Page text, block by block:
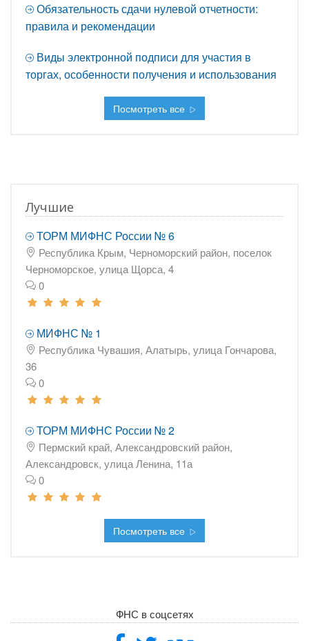
Обязательность сдачи нулевой отчетности:
правила и рекомендации
Виды электронной подписи для участия в
торгах, особенности получения и использования
Посмотреть все
Лучшие
ТОРМ МИФНС России № 6
Республика Крым, Черноморский район, поселок
Черноморское, улица Щорса, 4
0
МИФНС № 1
Республика Чувашия, Алатырь, улица Гончарова,
36
0
ТОРМ МИФНС России № 2
Пермский край, Александровский район,
Александровск, улица Ленина, 11а
0
Посмотреть все
ФНС в соцсетях